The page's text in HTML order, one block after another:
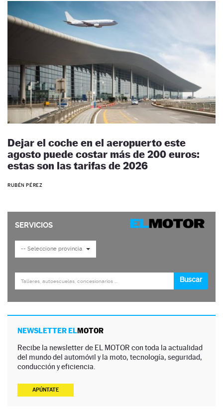
Dejar el coche en el aeropuerto este
agosto puede costar más de 200 euros:
estas son las tarifas de 2026
RUBÉN PÉREZ
NEWSLETTER ELMOTOR
Recibe la newsletter de EL MOTOR con toda la actualidad
del mundo del automóvil y la moto, tecnología, seguridad,
conducción y eficiencia.
APÚNTATE